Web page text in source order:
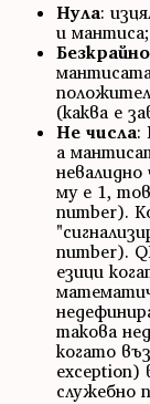
Нула:
и мантиса;
(каква е
Не числа:
а
му е 1,
number).
number).
езици
такова
когато
exception)
служебно